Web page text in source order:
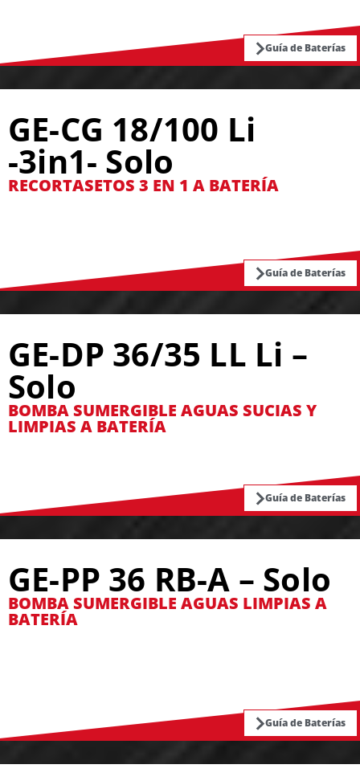
Guía de Baterías
GE-CG 18/100 Li
-3in1- Solo
RECORTASETOS 3 EN 1 A BATERÍA
Guía de Baterías
GE-DP 36/35 LL Li –
Solo
BOMBA SUMERGIBLE AGUAS SUCIAS Y
LIMPIAS A BATERÍA
Guía de Baterías
GE-PP 36 RB-A – Solo
BOMBA SUMERGIBLE AGUAS LIMPIAS A
BATERÍA
Guía de Baterías